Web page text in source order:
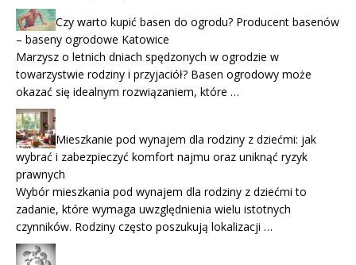
Czy warto kupić basen do ogrodu? Producent basenów
– baseny ogrodowe Katowice
Marzysz o letnich dniach spędzonych w ogrodzie w
towarzystwie rodziny i przyjaciół? Basen ogrodowy może
okazać się idealnym rozwiązaniem, które …
Mieszkanie pod wynajem dla rodziny z dziećmi: jak
wybrać i zabezpieczyć komfort najmu oraz uniknąć ryzyk
prawnych
Wybór mieszkania pod wynajem dla rodziny z dziećmi to
zadanie, które wymaga uwzględnienia wielu istotnych
czynników. Rodziny często poszukują lokalizacji …